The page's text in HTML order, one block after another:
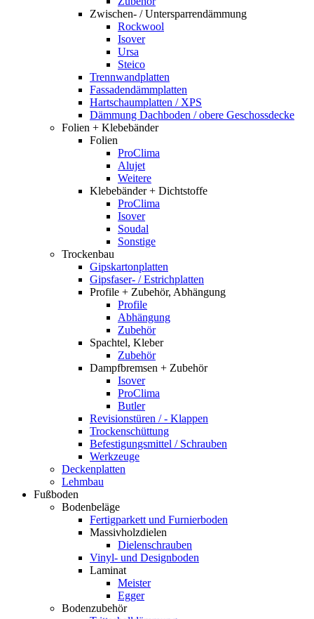
Zwischen- / Untersparrendämmung
Rockwool
Isover
Ursa
Steico
Trennwandplatten
Fassadendämmplatten
Hartschaumplatten / XPS
Dämmung Dachboden / obere Geschossdecke
Folien + Klebebänder
Folien
ProClima
Alujet
Weitere
Klebebänder + Dichtstoffe
ProClima
Isover
Soudal
Sonstige
Trockenbau
Gipskartonplatten
Gipsfaser- / Estrichplatten
Profile + Zubehör, Abhängung
Profile
Abhängung
Zubehör
Spachtel, Kleber
Zubehör
Dampfbremsen + Zubehör
Isover
ProClima
Butler
Revisionstüren / - Klappen
Trockenschüttung
Befestigungsmittel / Schrauben
Werkzeuge
Deckenplatten
Lehmbau
Fußboden
Bodenbeläge
Fertigparkett und Furnierboden
Massivholzdielen
Dielenschrauben
Vinyl- und Designboden
Laminat
Meister
Egger
Bodenzubehör